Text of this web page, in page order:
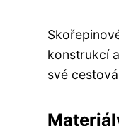
konstrukcí
své